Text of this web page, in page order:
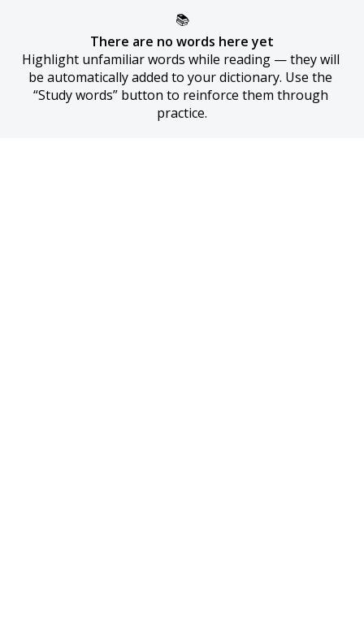
📚
There are no words here yet
Highlight unfamiliar words while reading — they will
be automatically added to your dictionary. Use the
“Study words” button to reinforce them through
practice.